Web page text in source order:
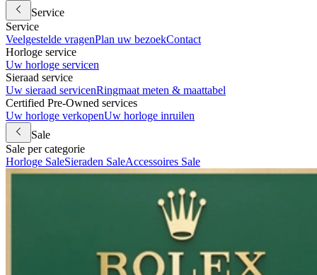
Service
Service
Veelgestelde vragenPlan uw bezoekContact
Horloge service
Uw horloge servicen
Sieraad service
Uw sieraad servicenRingmaat meten & maattabel
Certified Pre-Owned services
Uw horloge verkopenUw horloge inruilen
Sale
Sale per categorie
Horloge SaleSieraden SaleAccessoires Sale